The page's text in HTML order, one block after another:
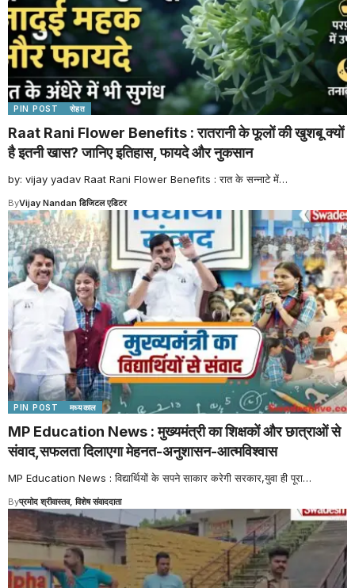
PIN POST सेहत
Raat Rani Flower Benefits : रातरानी के फूलों की खुशबू क्यों
है इतनी खास? जानिए इतिहास, फायदे और नुकसान
by: vijay yadav Raat Rani Flower Benefits : रात के सन्नाटे में…
ByVijay Nandan डिजिटल एडिटर
PIN POST मध्यकाल
MP Education News : मुख्यमंत्री का शिक्षकों और छात्राओं से
संवाद,सफलता दिलाएगा मेहनत-अनुशासन-आत्मविश्वास
MP Education News : विद्यार्थियों के सपने साकार करेगी सरकार,युवा ही पूरा…
Byप्रमोद श्रीवास्तव, विशेष संवाददाता